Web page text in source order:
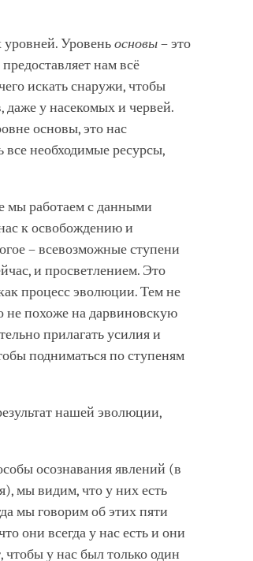
уровней. Уровеньосновы– это
нам всё
искать снаружи, чтобы
даже у насекомых и червей.
основы, это нас
необходимые ресурсы,
мы работаем с данными
к освобождению и
– всевозможные ступени
и просветлением. Это
процесс эволюции. Тем не
не похоже на дарвиновскую
прилагать усилия и
подниматься по ступеням
нашей эволюции,
осознавания явлений (в
мы видим, что у них есть
мы говорим об этих пяти
они всегда у нас есть и они
чтобы у нас был только один